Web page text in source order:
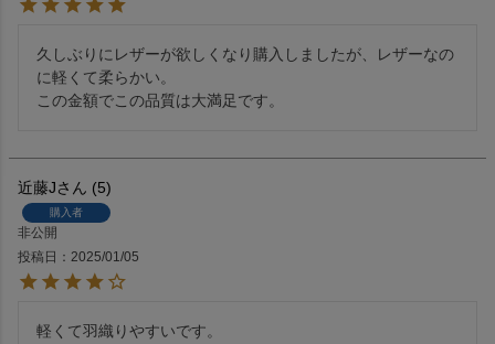
久しぶりにレザーが欲しくなり購入しましたが、レザーなの
に軽くて柔らかい。
この金額でこの品質は大満足です。
近藤J 5
購入者
非公開
投稿日
2025/01/05
軽くて羽織りやすいです。